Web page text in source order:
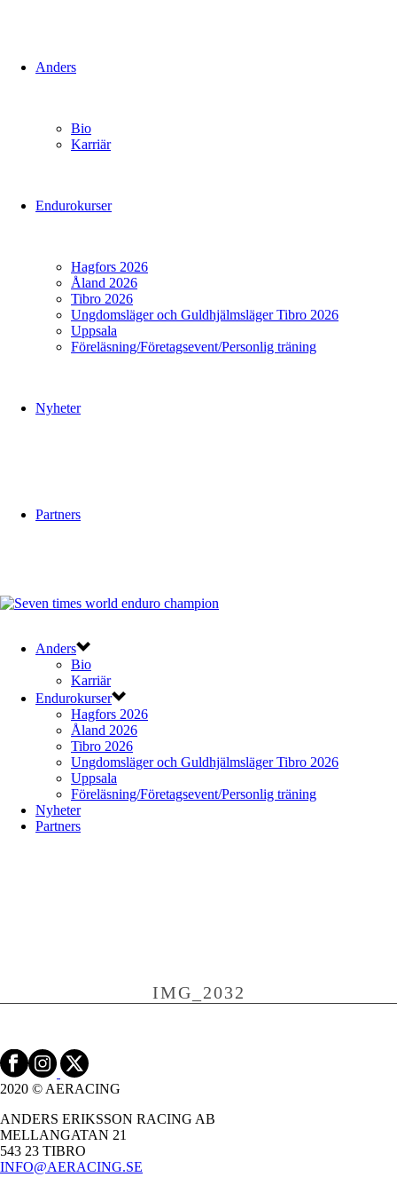
Anders
Bio
Karriär
Endurokurser
Hagfors 2026
Åland 2026
Tibro 2026
Ungdomsläger och Guldhjälmsläger Tibro 2026
Uppsala
Föreläsning/Företagsevent/Personlig träning
Nyheter
Partners
Anders
Bio
Karriär
Endurokurser
Hagfors 2026
Åland 2026
Tibro 2026
Ungdomsläger och Guldhjälmsläger Tibro 2026
Uppsala
Föreläsning/Företagsevent/Personlig träning
Nyheter
Partners
IMG_2032
2020 © AERACING
ANDERS ERIKSSON RACING AB
MELLANGATAN 21
543 23 TIBRO
INFO@AERACING.SE